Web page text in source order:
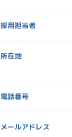
採用担当者
所在地
電話番号
メールアドレス